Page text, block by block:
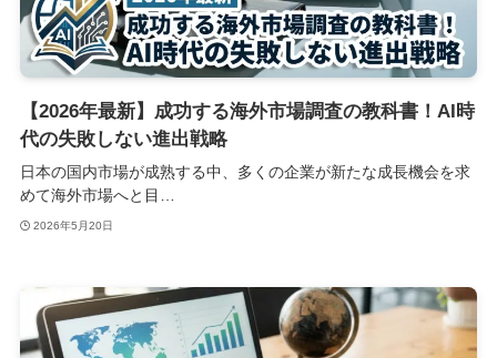
【2026年最新】成功する海外市場調査の教科書！AI時
代の失敗しない進出戦略
日本の国内市場が成熟する中、多くの企業が新たな成長機会を求
めて海外市場へと目…
2026年5月20日